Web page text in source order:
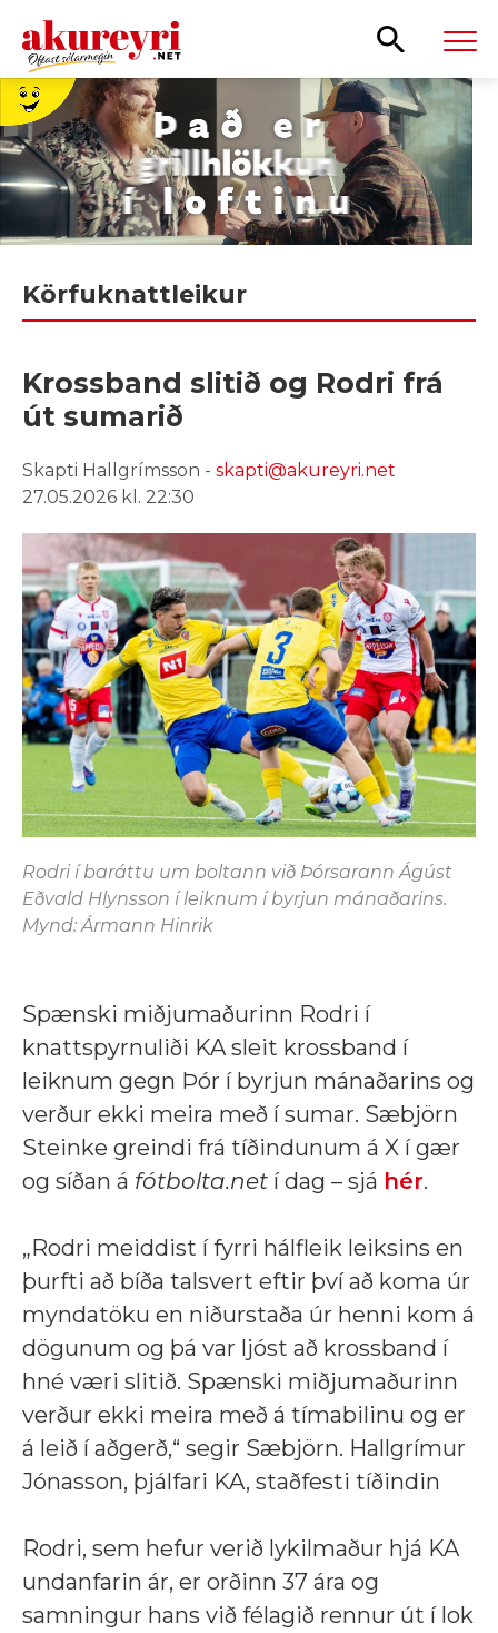
Leita
Körfuknattleikur
Krossband slitið og Rodri frá
út sumarið
Skapti Hallgrímsson - skapti@akureyri.net
27.05.2026 kl. 22:30
Rodri í baráttu um boltann við Þórsarann Ágúst
Eðvald Hlynsson í leiknum í byrjun mánaðarins.
Mynd: Ármann Hinrik
Spænski miðjumaðurinn Rodri í
knattspyrnuliði KA sleit krossband í
leiknum gegn Þór í byrjun mánaðarins og
verður ekki meira með í sumar. Sæbjörn
Steinke greindi frá tíðindunum á X í gær
og síðan á fótbolta.net í dag – sjá hér.
„Rodri meiddist í fyrri hálfleik leiksins en
þurfti að bíða talsvert eftir því að koma úr
myndatöku en niðurstaða úr henni kom á
dögunum og þá var ljóst að krossband í
hné væri slitið. Spænski miðjumaðurinn
verður ekki meira með á tímabilinu og er
á leið í aðgerð,“ segir Sæbjörn. Hallgrímur
Jónasson, þjálfari KA, staðfesti tíðindin
Rodri, sem hefur verið lykilmaður hjá KA
undanfarin ár, er orðinn 37 ára og
samningur hans við félagið rennur út í lok